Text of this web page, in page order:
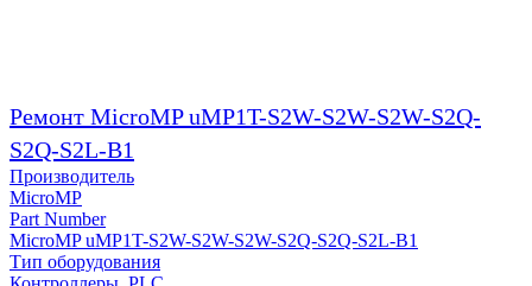
Ремонт MicroMP uMP1T-S2W-S2W-S2W-S2Q-
S2Q-S2L-B1
Производитель
MicroMP
Part Number
MicroMP uMP1T-S2W-S2W-S2W-S2Q-S2Q-S2L-B1
Тип оборудования